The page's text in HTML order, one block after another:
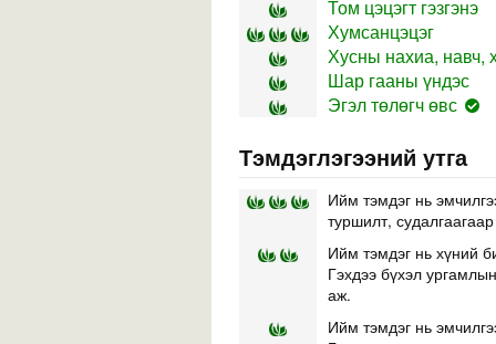
Том цэцэгт гэзгэнэ
Хумсанцэцэг
Хусны нахиа, навч,
Шар гааны үндэс
Эгэл төлөгч өвс
Тэмдэглэгээний утга
Ийм тэмдэг нь
туршилт,
Ийм тэмдэг нь хүний
Гэхдээ бүхэл
аж.
Ийм тэмдэг нь